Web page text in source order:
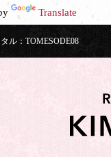
Translate
ル：TOMESODE08